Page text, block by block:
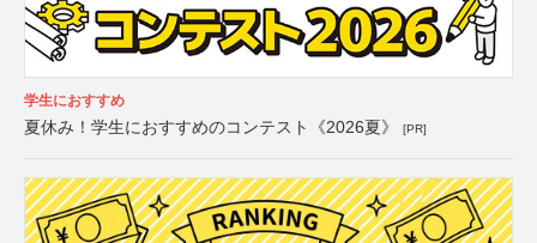
学生におすすめ
夏休み！学生におすすめのコンテスト《2026夏》 [PR]